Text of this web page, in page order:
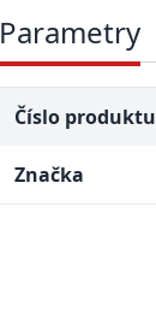
Parametry
Číslo produktu
Značka